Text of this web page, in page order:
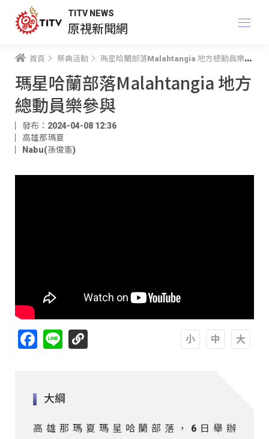
TITV NEWS
原視新聞網
首頁 祭典活動 瑪星哈蘭部落Malahtangia 地方總動員樂參與
瑪星哈蘭部落Malahtangia 地方
總動員樂參與
發布：2024-04-08 12:36
高雄那瑪夏
Nabu(孫俊憲)
Facebook
Line
大綱
高雄那瑪夏瑪星哈蘭部落，6日舉辦